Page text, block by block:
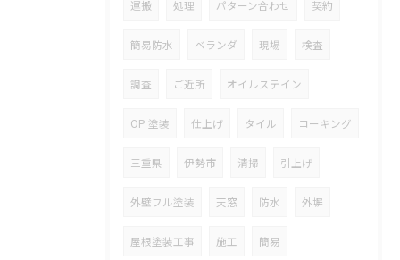
運搬 処理 パターン合わせ 契約
簡易防水 ベランダ 現場 検査
調査 ご近所 オイルステイン
OP 塗装 仕上げ タイル コーキング
三重県 伊勢市 清掃 引上げ
外壁フル塗装 天窓 防水 外塀
屋根塗装工事 施工 簡易